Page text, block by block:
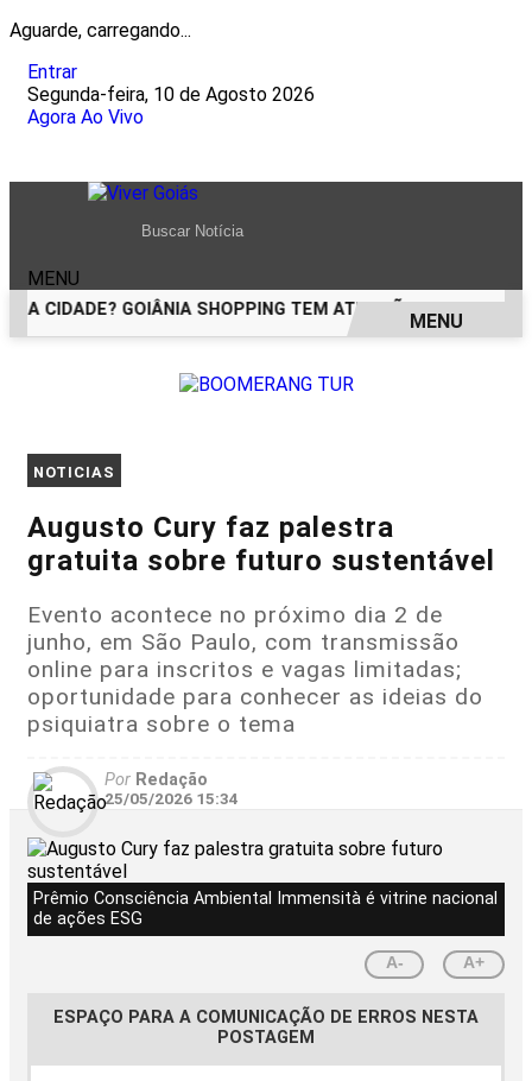
Aguarde, carregando...
Entrar
Segunda-feira, 10 de Agosto 2026
Agora Ao Vivo
MENU
CIDADE? GOIÂNIA SHOPPING TEM ATRAÇÕES PARA TODAS
MENU
NOTICIAS
Augusto Cury faz palestra
gratuita sobre futuro sustentável
Evento acontece no próximo dia 2 de
junho, em São Paulo, com transmissão
online para inscritos e vagas limitadas;
oportunidade para conhecer as ideias do
psiquiatra sobre o tema
Por Redação
25/05/2026 15:34
Prêmio Consciência Ambiental Immensità é vitrine nacional
de ações ESG
A- A+
ESPAÇO PARA A COMUNICAÇÃO DE ERROS NESTA
POSTAGEM